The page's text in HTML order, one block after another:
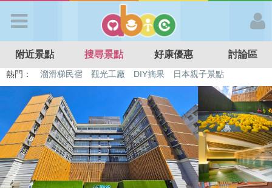
APP登入
首 頁
搜尋景點
好康優惠
附近景點 搜尋景點 好康優惠 討論區
熱門： 特色遊戲場 親子住房優惠 台北親子餐廳
溫泉泡湯SPA
溜滑梯民宿
觀光工廠 DIY摘果 日本親子景點